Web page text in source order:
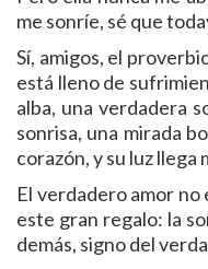
me sonríe, sé que
Sí, amigos, el
está lleno de
alba, una verdadera
sonrisa, una mirada
corazón, y su luz llega
El verdadero amor no
este gran regalo: la
demás, signo del